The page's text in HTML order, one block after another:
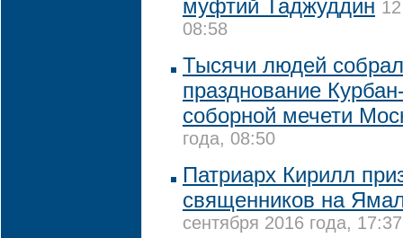
муфтий Таджуддин
08:58
Тысячи людей
празднование
соборной мечети
года, 08:50
Патриарх Кирилл
священников на
сентября 2016 года, 17:37